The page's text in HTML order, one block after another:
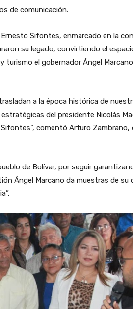
de comunicación.
Sifontes, enmarcado en la
su legado, convirtiendo el
el gobernador Ángel
a la época histórica de
del presidente Nicolás
comentó Arturo Zambrano,
de Bolívar, por seguir
Ángel Marcano da muestras de su